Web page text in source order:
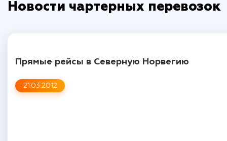
Новости чартерных перевозок
21.03.2012
Прямые рейсы в Северную Норвегию